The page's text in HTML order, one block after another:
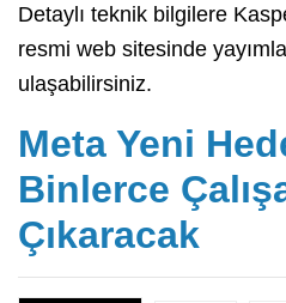
Detaylı teknik bilgilere
resmi web sitesinde
ulaşabilirsiniz.
Meta Yeni
Binlerce
Çıkaracak